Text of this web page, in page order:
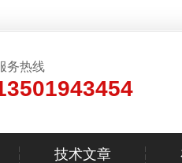
务热线
技术文章